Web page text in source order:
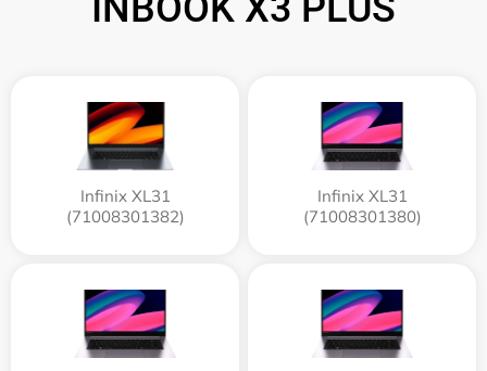
Infinix XL31
(71008301382)
Infinix XL31
(71008301380)